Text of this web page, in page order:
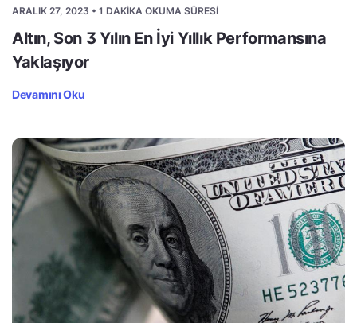
ARALIK 27, 2023 • 1 DAKIKA OKUMA SÜRESI
Altın, Son 3 Yılın En İyi Yıllık Performansına
Yaklaşıyor
Devamını Oku